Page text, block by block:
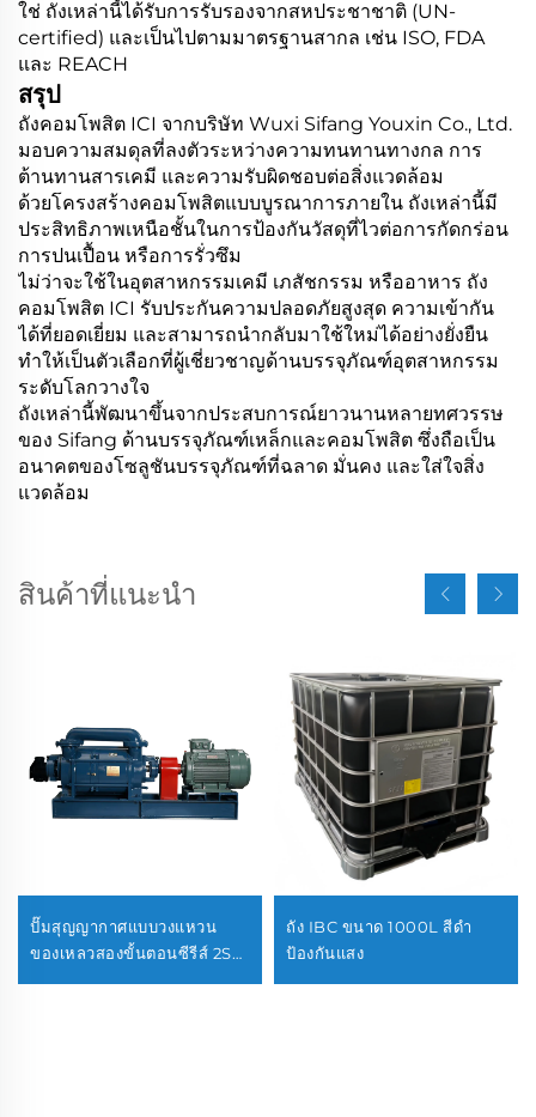
ใช่ ถังเหล่านี้ได้รับการรับรองจากสหประชาชาติ (UN-
certified) และเป็นไปตามมาตรฐานสากล เช่น ISO, FDA
และ REACH
สรุป
ถังคอมโพสิต ICI จากบริษัท Wuxi Sifang Youxin Co., Ltd.
มอบความสมดุลที่ลงตัวระหว่างความทนทานทางกล การ
ต้านทานสารเคมี และความรับผิดชอบต่อสิ่งแวดล้อม
ด้วยโครงสร้างคอมโพสิตแบบบูรณาการภายใน ถังเหล่านี้มี
ประสิทธิภาพเหนือชั้นในการป้องกันวัสดุที่ไวต่อการกัดกร่อน
การปนเปื้อน หรือการรั่วซึม
ไม่ว่าจะใช้ในอุตสาหกรรมเคมี เภสัชกรรม หรืออาหาร ถัง
คอมโพสิต ICI รับประกันความปลอดภัยสูงสุด ความเข้ากัน
ได้ที่ยอดเยี่ยม และสามารถนำกลับมาใช้ใหม่ได้อย่างยั่งยืน
ทำให้เป็นตัวเลือกที่ผู้เชี่ยวชาญด้านบรรจุภัณฑ์อุตสาหกรรม
ระดับโลกวางใจ
ถังเหล่านี้พัฒนาขึ้นจากประสบการณ์ยาวนานหลายทศวรรษ
ของ Sifang ด้านบรรจุภัณฑ์เหล็กและคอมโพสิต ซึ่งถือเป็น
อนาคตของโซลูชันบรรจุภัณฑ์ที่ฉลาด มั่นคง และใส่ใจสิ่ง
แวดล้อม
สินค้าที่แนะนำ
ปั๊มสุญญากาศแบบวงแหวน
ของเหลวสองขั้นตอนซีรีส์ 2SK-
ถัง IBC ขนาด 1000L สีดำ
ป้องกันแสง